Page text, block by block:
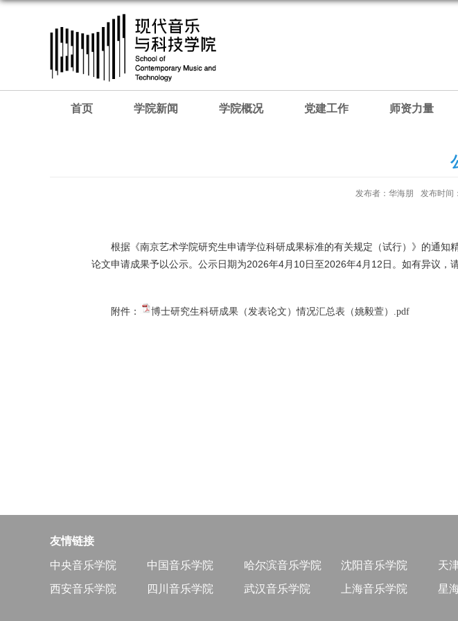
首页 学院新闻 学院概况 党建工作 师资力量
发布者：华海朋 发布时间
根据《南京艺术学院研究生申请学位科研成果标准的有关规定（试行）》的通
论文申请成果予以公示。公示日期为2026年4月10日至2026年4月12日。如有异议，
附件： 博士研究生科研成果（发表论文）情况汇总表（姚毅萱）.pdf
友情链接
中央音乐学院 中国音乐学院 哈尔滨音乐学院 沈阳音乐学院
天
西安音乐学院
四川音乐学院 武汉音乐学院 上海音乐学院 星